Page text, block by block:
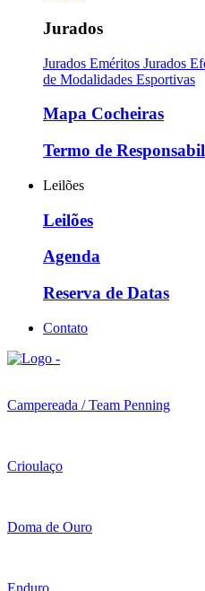
Jurados
Jurados Eméritos Jurados
de Modalidades Esportivas
Mapa Cocheiras
Termo de
Leilões
Leilões
Agenda
Reserva de Datas
Contato
Campereada / Team Penning
Crioulaço
Doma de Ouro
Enduro